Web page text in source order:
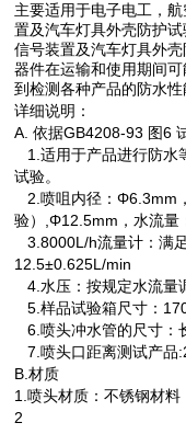
主要适用于电子电工，
置及汽车灯具外壳防护
信号装置及汽车灯具外
器件在运输和使用期间
到检测各种产品的防水性
详细说明：
A. 依据GB4208-93 图6
1.适用于产品进行防水
试验。
2.喷咀内径：Φ6.3mm
验）,Φ12.5mm，水流量
3.8000L/h流量计：满
12.5±0.625L/min
4.水压：按规定水流量
5.样品试验箱尺寸：
6.喷头冲水管的尺寸：
7.喷头口距离测试产品
B.材质
1.喷头材质：不锈钢材料
2